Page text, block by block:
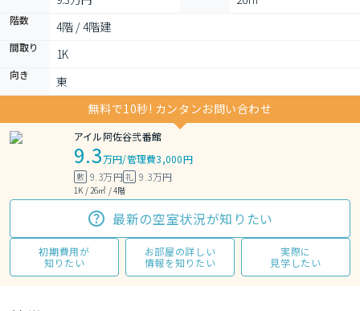
階数 4階 / 4階建
間取り 1K
向き
東
無料で10秒! カンタンお問い合わせ
アイル阿佐谷弐番館
9.3万円/管理費3,000円
敷 9.3万円礼 9.3万円
1K / 26㎡ / 4階
最新の空室状況が知りたい
初期費用が
知りたい
お部屋の詳しい
情報を知りたい
実際に
見学したい